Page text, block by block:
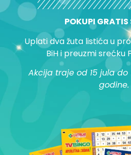
POKUPI GRATIS
Uplati dva žuta listića u
BiH i preuzmi srećku
Akcija traje od 15 jula do
godine.